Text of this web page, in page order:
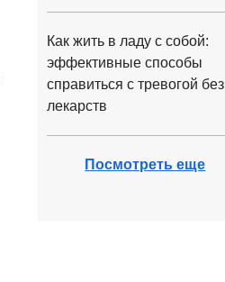
Как жить в ладу с собой:
эффективные способы
справиться с тревогой без
лекарств
Посмотреть еще